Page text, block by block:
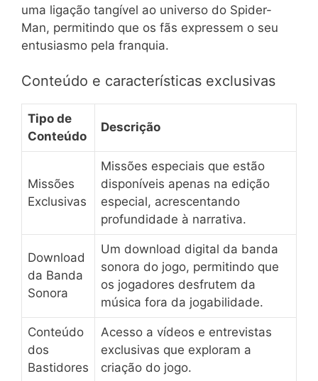
uma ligação tangível ao universo do Spider-
Man, permitindo que os fãs expressem o seu
entusiasmo pela franquia.
Conteúdo e características exclusivas
Tipo de
Conteúdo
Descrição
Missões
Exclusivas
Missões especiais que estão
disponíveis apenas na edição
especial, acrescentando
profundidade à narrativa.
Download
da Banda
Sonora
Um download digital da banda
sonora do jogo, permitindo que
os jogadores desfrutem da
música fora da jogabilidade.
Conteúdo
dos
Bastidores
Acesso a vídeos e entrevistas
exclusivas que exploram a
criação do jogo.